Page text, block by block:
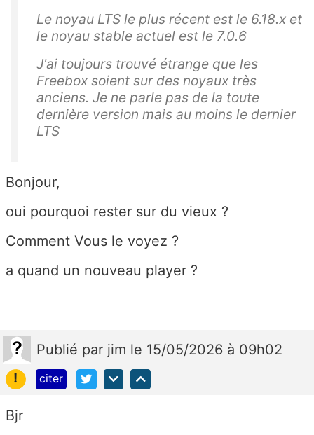
Le noyau LTS le plus récent est le 6.18.x et
le noyau stable actuel est le 7.0.6
J'ai toujours trouvé étrange que les
Freebox soient sur des noyaux très
anciens. Je ne parle pas de la toute
dernière version mais au moins le dernier
LTS
Bonjour,
oui pourquoi rester sur du vieux ?
Comment Vous le voyez ?
a quand un nouveau player ?
Publié par jim le 15/05/2026 à 09h02
!
citer
Bjr